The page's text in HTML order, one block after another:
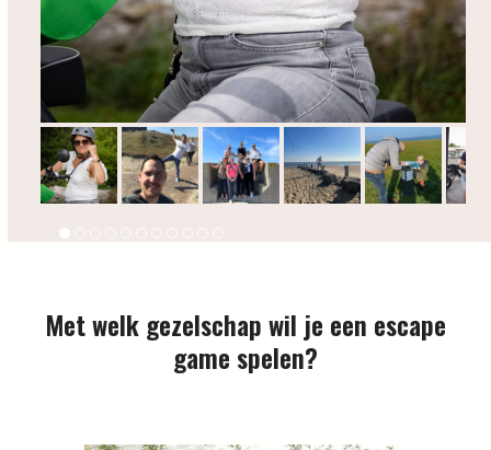
Met welk gezelschap wil je een escape
game spelen?